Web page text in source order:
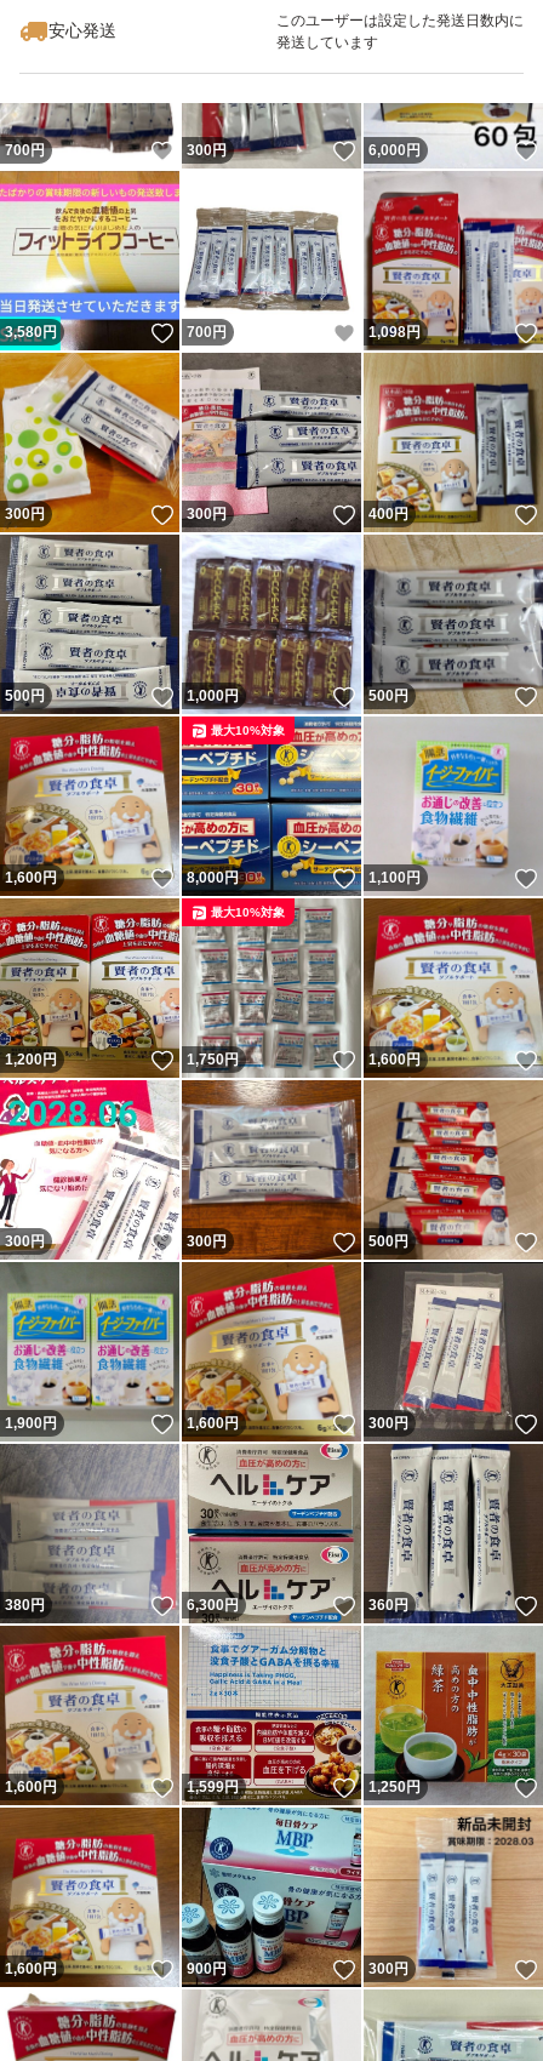
安心発送
このユーザーは設定した発送日数内に
発送しています
700円 いいね！
300円 いいね！
6,000円
3,580円 いいね！
700 円 いいね！
1,098円
300円 いいね！
300円 いいね！
400円
500円 いいね！
1,000円 いいね！
500円
1,600円 いいね！
8,000円 いいね！
最大10%対象
1,100円
1,200円 いいね！
1,750円 いいね！
最大10%対象
1,600円
300円 いいね！
300円 いいね！
500円
1,900円 いいね！
1,600円 いいね！
300円
380円 いいね！
6,300円 いいね！
360円
1,600円 いいね！
1,599円 いいね！
1,250円
1,600円 いいね！
900円 いいね！
300円